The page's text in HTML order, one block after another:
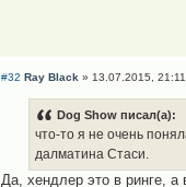
#32 Ray Black » 13.07.2015, 21:11
Dog Show писал(а):
что-то я не очень
далматина Стаси.
Да, хендлер это в ринге, а